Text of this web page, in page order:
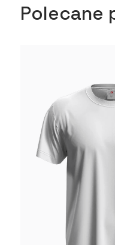
Polecane